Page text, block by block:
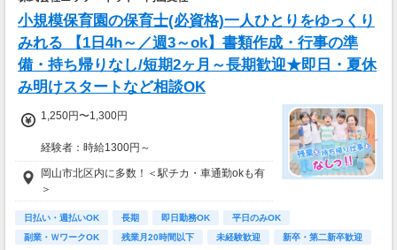
小規模保育園の保育士(必資格)一人ひとりをゆっくり
みれる 【1日4h～／週3～ok】書類作成・行事の準
備・持ち帰りなし/短期2ヶ月～長期歓迎★即日・夏休
み明けスタートなど相談OK
1,250円〜1,300円
経験者：時給1300円～
未経験者：時給1250円～
【月収例】228800円（時給1300円×8h×22日)
7：00～19：00で1日4ｈ～、週3～5日(週20h
★シフト例：9-18時、7-11時、8-12時、9-16時
岡山市北区内に多数！＜駅チカ・車通勤okも有
＞
日払い・週払いOK 長期 即日勤務OK
平日のみOK
副業・ＷワークOK
残業月20時間以下 未経験歓迎
新卒・第二新卒歓迎